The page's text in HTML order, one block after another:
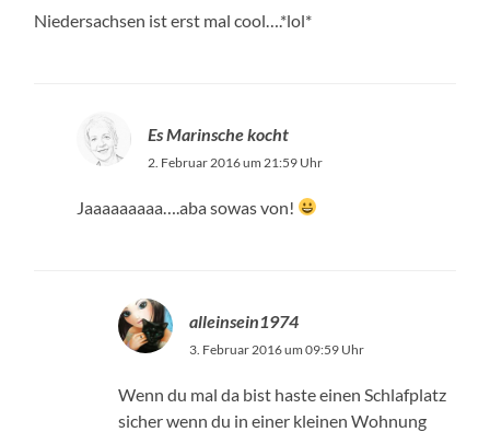
Niedersachsen ist erst mal cool….*lol*
Es Marinsche kocht
2. Februar 2016 um 21:59 Uhr
Jaaaaaaaaa….aba sowas von!
alleinsein1974
3. Februar 2016 um 09:59 Uhr
Wenn du mal da bist haste einen Schlafplatz
sicher wenn du in einer kleinen Wohnung